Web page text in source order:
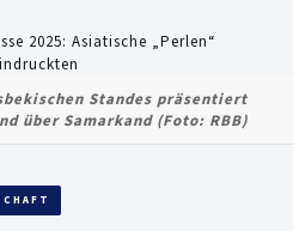
Standes präsentiert
über Samarkand (Foto: RBB)